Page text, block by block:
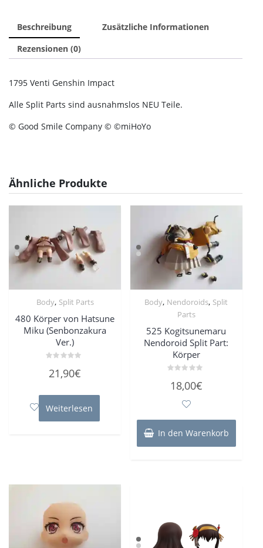
Beschreibung
Zusätzliche Informationen
Rezensionen (0)
1795 Venti Genshin Impact
Alle Split Parts sind ausnahmslos NEU Teile.
© Good Smile Company © ©miHoYo
Ähnliche Produkte
Body, Split Parts
480 Körper von Hatsune
Miku (Senbonzakura
Ver.)
mit
5
21,90€
Weiterlesen
Body, Nendoroids, Split
Parts
525 Kogitsunemaru
Nendoroid Split Part:
Körper
mit
18,00€
In den Warenkorb